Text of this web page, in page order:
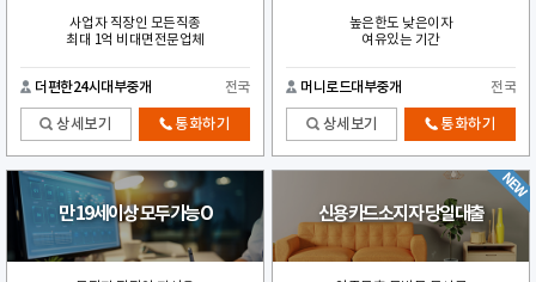
사업자 직장인 모든직종
최대 1억 비대면전문업체
더편한24시대부중개 전국
상세보기 통화하기
높은한도 낮은이자
여유있는 기간
머니로드대부중개 전국
상세보기 통화하기
만 19세이상 모두가능O 신용카드소지자 당일대출